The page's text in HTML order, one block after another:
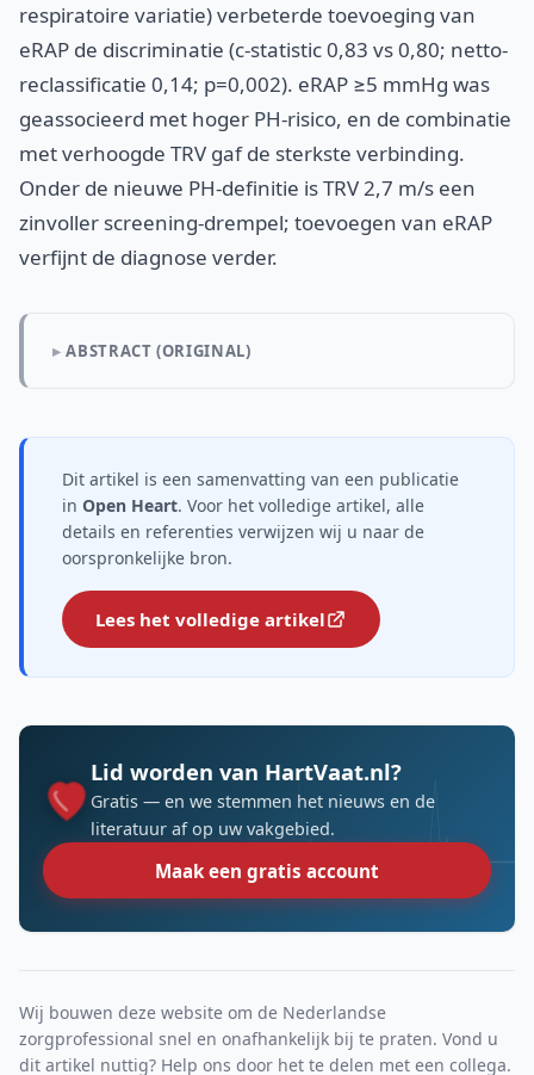
respiratoire variatie) verbeterde toevoeging van
eRAP de discriminatie (c-statistic 0,83 vs 0,80; netto-
reclassificatie 0,14; p=0,002). eRAP ≥5 mmHg was
geassocieerd met hoger PH-risico, en de combinatie
met verhoogde TRV gaf de sterkste verbinding.
Onder de nieuwe PH-definitie is TRV 2,7 m/s een
zinvoller screening-drempel; toevoegen van eRAP
verfijnt de diagnose verder.
ABSTRACT (ORIGINAL)
Dit artikel is een samenvatting van een publicatie
in Open Heart. Voor het volledige artikel, alle
details en referenties verwijzen wij u naar de
oorspronkelijke bron.
Lees het volledige artikel
Lid worden van HartVaat.nl?
Gratis — en we stemmen het nieuws en de
literatuur af op uw vakgebied.
Maak een gratis account
Wij bouwen deze website om de Nederlandse
zorgprofessional snel en onafhankelijk bij te praten. Vond u
dit artikel nuttig? Help ons door het te delen met een collega.